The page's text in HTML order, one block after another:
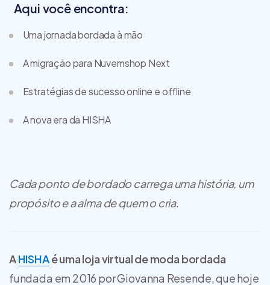
Aqui você encontra:
Uma jornada bordada à mão
A migração para Nuvemshop Next
Estratégias de sucesso online e offline
A nova era da HISHA
Cada ponto de bordado carrega uma história, um
propósito e a alma de quem o cria.
AHISHAé uma loja virtual de moda bordada
fundada em 2016 por Giovanna Resende, que hoje